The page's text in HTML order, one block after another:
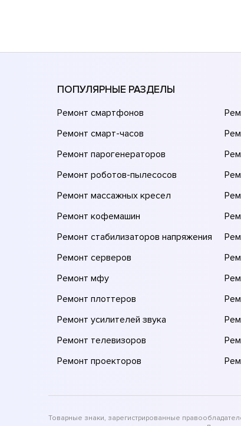
ПОПУЛЯРНЫЕ РАЗДЕЛЫ
Ремонт смартфонов
Ремонт смарт-часов
Ремонт парогенераторов
Ремонт роботов-пылесосов
Ремонт массажных кресел
Ремонт кофемашин
Ремонт стабилизаторов напряжения
Ремонт серверов
Ремонт мфу
Ремонт плоттеров
Ремонт усилителей звука
Ремонт телевизоров
Ремонт проекторов
Товарные знаки, зарегистрированные